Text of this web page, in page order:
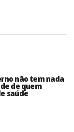
não tem nada
de quem
saúde